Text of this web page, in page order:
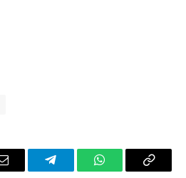
Email TelegramWhatsAppCopy